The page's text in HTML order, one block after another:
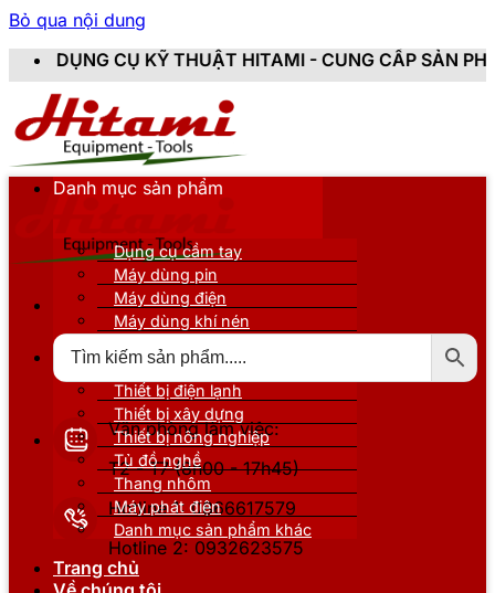
Bỏ qua nội dung
KỸ THUẬT HITAMI - CUNG CẤP SẢN PHẨM CHÍNH
Văn phòng làm việc:
T2 - T7 (8h00 - 17h45)
Hotline 1: 0866617579
Hotline 2: 0932623575
Danh mục sản phẩm
Dụng cụ cầm tay
Máy dùng pin
Máy dùng điện
Máy dùng khí nén
Thiết bị nâng đỡ
Thiết bị điện lạnh
Thiết bị xây dựng
Thiết bị nông nghiệp
Tủ đồ nghề
Thang nhôm
Máy phát điện
Danh mục sản phẩm khác
Trang chủ